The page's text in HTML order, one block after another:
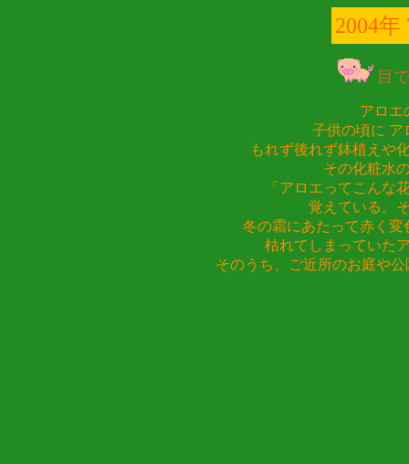
2004年
目
アロエ
子供の頃に ア
もれず後れず鉢植えや
その化粧水
「アロエってこんな
覚えている。
冬の霜にあたって赤く
枯れてしまっていた
そのうち、ご近所のお庭や